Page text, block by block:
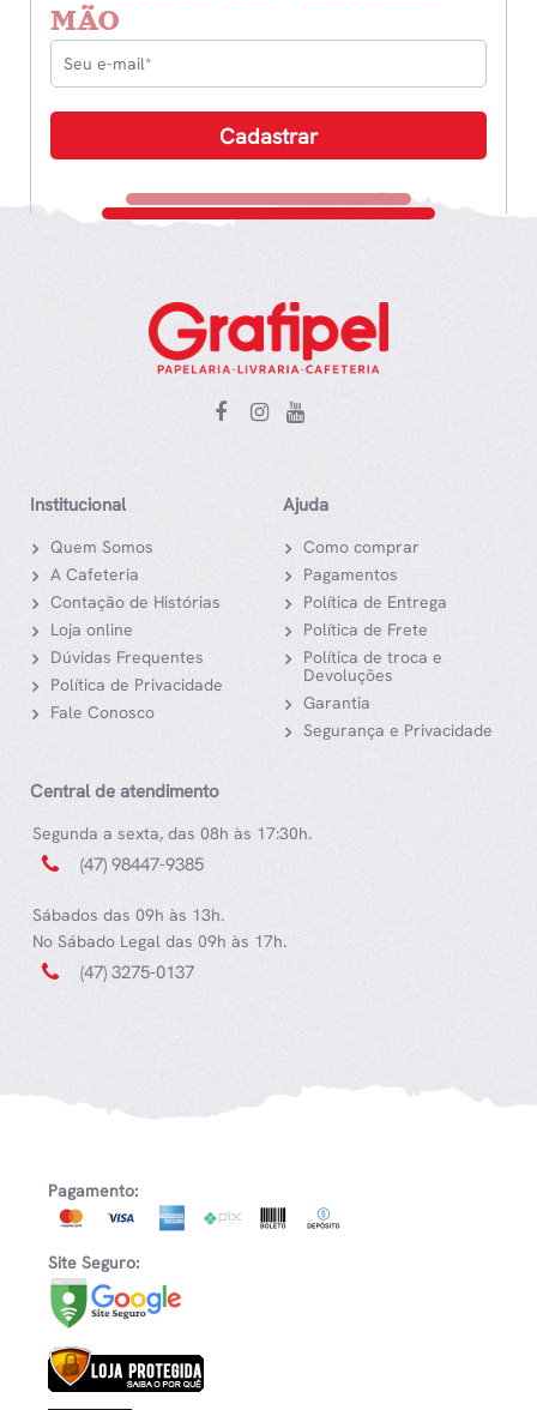
MÃO
Institucional
Quem Somos
A Cafeteria
Contação de Histórias
Loja online
Dúvidas Frequentes
Política de Privacidade
Fale Conosco
Ajuda
Como comprar
Pagamentos
Política de Entrega
Política de Frete
Política de troca e
Devoluções
Garantia
Segurança e Privacidade
Central de atendimento
Segunda a sexta, das 08h às 17:30h.
(47) 98447-9385
Sábados das 09h às 13h.
No Sábado Legal das 09h às 17h.
(47) 3275-0137
Pagamento:
Site Seguro: